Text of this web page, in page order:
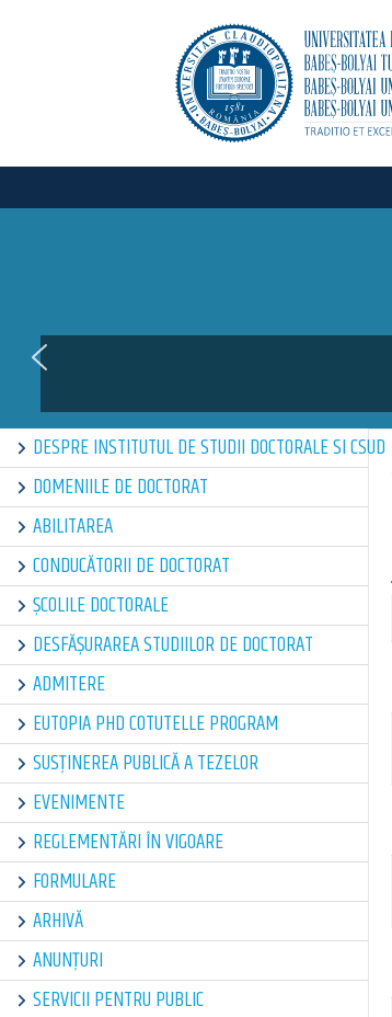
DESPRE INSTITUTUL DE STUDII DOCTORALE SI CSUD
DOMENIILE DE DOCTORAT
ABILITAREA
CONDUCĂTORII DE DOCTORAT
ȘCOLILE DOCTORALE
DESFĂȘURAREA STUDIILOR DE DOCTORAT
ADMITERE
EUTOPIA PHD COTUTELLE PROGRAM
SUSȚINEREA PUBLICĂ A TEZELOR
EVENIMENTE
REGLEMENTĂRI ÎN VIGOARE
FORMULARE
ARHIVĂ
ANUNȚURI
SERVICII PENTRU PUBLIC